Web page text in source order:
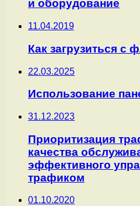
и оборудование
11.04.2019
Как загрузиться с
22.03.2025
Использование
31.12.2023
Приоритизация
качества
эффективного
трафиком
01.10.2020